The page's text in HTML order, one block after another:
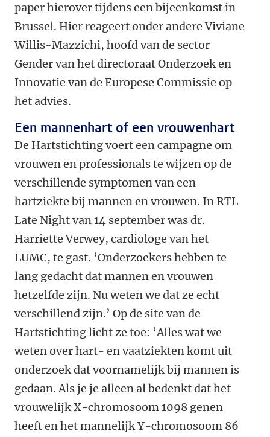
paper hierover tijdens een bijeenkomst in
Brussel. Hier reageert onder andere Viviane
Willis-Mazzichi, hoofd van de sector
Gender van het directoraat Onderzoek en
Innovatie van de Europese Commissie op
het advies.
Een mannenhart of een vrouwenhart
De Hartstichting voert een campagne om
vrouwen en professionals te wijzen op de
verschillende symptomen van een
hartziekte bij mannen en vrouwen. In RTL
Late Night van 14 september was dr.
Harriette Verwey, cardiologe van het
LUMC, te gast. ‘Onderzoekers hebben te
lang gedacht dat mannen en vrouwen
hetzelfde zijn. Nu weten we dat ze echt
verschillend zijn.’ Op de site van de
Hartstichting licht ze toe: ‘Alles wat we
weten over hart- en vaatziekten komt uit
onderzoek dat voornamelijk bij mannen is
gedaan. Als je je alleen al bedenkt dat het
vrouwelijk X-chromosoom 1098 genen
heeft en het mannelijk Y-chromosoom 86